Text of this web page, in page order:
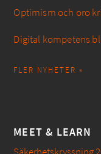
Optimism och oro
Digital kompetens
FLER NYHETER »
MEET & LEARN